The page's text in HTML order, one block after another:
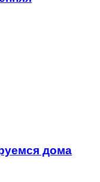
дома